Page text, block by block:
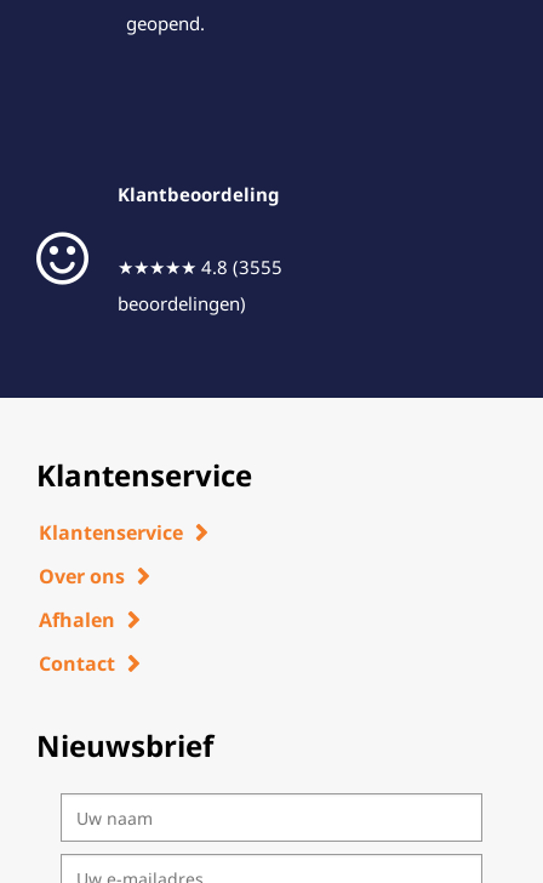
geopend.
Klantbeoordeling
★★★★★ 4.8 (3555
beoordelingen)
Klantenservice
Klantenservice
Over ons
Afhalen
Contact
Nieuwsbrief